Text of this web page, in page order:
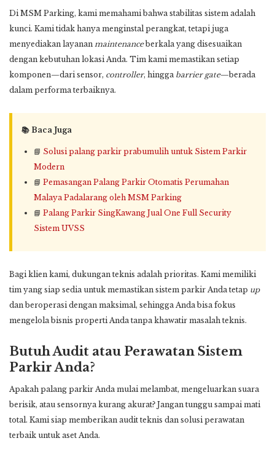
Di MSM Parking, kami memahami bahwa stabilitas sistem adalah
kunci. Kami tidak hanya menginstal perangkat, tetapi juga
menyediakan layanan maintenanceberkala yang disesuaikan
dengan kebutuhan lokasi Anda. Tim kami memastikan setiap
komponen—dari sensor, controller, hingga barrier gate—berada
dalam performa terbaiknya.
📚 Baca Juga
📘 Solusi palang parkir prabumulih untuk Sistem Parkir
Modern
📘 Pemasangan Palang Parkir Otomatis Perumahan
Malaya Padalarang oleh MSM Parking
📘 Palang Parkir SingKawang Jual One Full Security
Sistem UVSS
Bagi klien kami, dukungan teknis adalah prioritas. Kami memiliki
tim yang siap sedia untuk memastikan sistem parkir Anda tetap up
dan beroperasi dengan maksimal, sehingga Anda bisa fokus
mengelola bisnis properti Anda tanpa khawatir masalah teknis.
Butuh Audit atau Perawatan Sistem
Parkir Anda?
Apakah palang parkir Anda mulai melambat, mengeluarkan suara
berisik, atau sensornya kurang akurat? Jangan tunggu sampai mati
total. Kami siap memberikan audit teknis dan solusi perawatan
terbaik untuk aset Anda.